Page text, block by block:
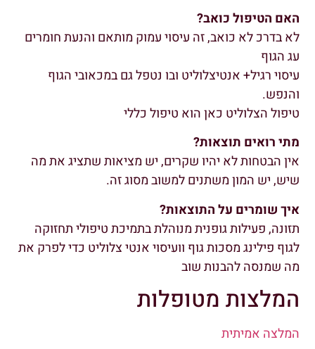
האם הטיפול כואב?
לא בדרכ לא כואב, זה עיסוי עמוק מותאם והנעת חומרים
עג הגוף
עיסוי רגיל+ אנטיצלוליט ובו נטפל גם במכאובי הגוף
והנפש.
טיפול הצלוליט כאן הוא טיפול כללי
מתי רואים תוצאות?
אין הבטחות לא יהיו שקרים, יש מציאות שתציג את מה
שיש, יש המון משתנים למשוב מסוג זה.
איך שומרים על התוצאות?
תזונה, פעילות גופנית מנוהלת בתמיכת טיפולי תחזוקה
לגוף פילינג מסכות גוף וועיסוי אנטי צלוליט כדי לפרק את
מה שמנסה להבנות שוב
המלצות מטופלות
המלצה אמיתית